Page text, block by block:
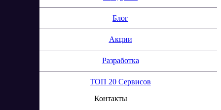
Блог
Акции
Разработка
ТОП 20 Сервисов
Контакты